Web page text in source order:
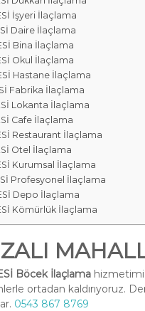
İşyeri İlaçlama
Daire İlaçlama
Bina İlaçlama
Okul İlaçlama
Hastane İlaçlama
Fabrika İlaçlama
Lokanta İlaçlama
Cafe İlaçlama
Restaurant İlaçlama
Otel İlaçlama
Kurumsal İlaçlama
Profesyonel İlaçlama
Depo İlaçlama
Kömürlük İlaçlama
Böcek İlaçlama
ortadan kaldırıyoruz.
0543 867 8769